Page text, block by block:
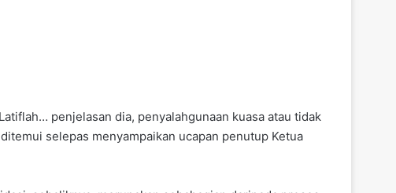
penjelasan dia, penyalahgunaan kuasa atau tidak
selepas menyampaikan ucapan penutup Ketua